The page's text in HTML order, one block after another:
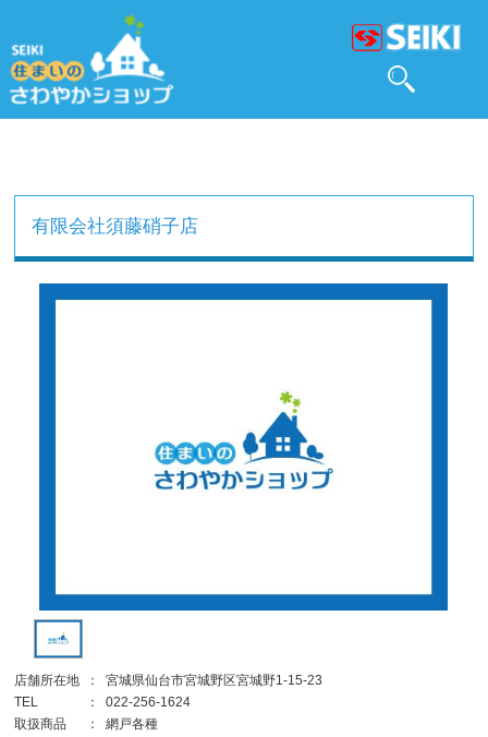
有限会社須藤硝子店
店舗所在地 ：
宮城県仙台市宮城野区宮城野1-15-23
TEL
：
022-256-1624
取扱商品
：
網戸各種